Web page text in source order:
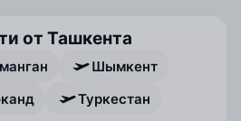
от Ташкента
Шымкент
Туркестан